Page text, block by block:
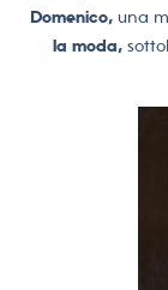
Domenico, una
la moda,